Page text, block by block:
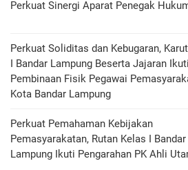
Perkuat Sinergi Aparat Penegak
Perkuat Soliditas dan Kebugaran,
I Bandar Lampung Beserta Jajaran Ikuti
Pembinaan Fisik Pegawai
Kota Bandar Lampung
Perkuat Pemahaman Kebijakan
Pemasyarakatan, Rutan Kelas I Bandar
Lampung Ikuti Pengarahan PK Ahli